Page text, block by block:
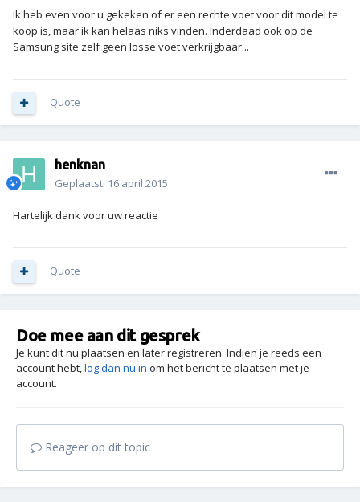
Ik heb even voor u gekeken of er een rechte voet voor dit model te
koop is, maar ik kan helaas niks vinden. Inderdaad ook op de
Samsung site zelf geen losse voet verkrijgbaar...
Quote
henknan
Geplaatst: 16 april 2015
Hartelijk dank voor uw reactie
Quote
Doe mee aan dit gesprek
Je kunt dit nu plaatsen en later registreren. Indien je reeds een
account hebt,log dan nu in om het bericht te plaatsen met je
account.
Reageer op dit topic